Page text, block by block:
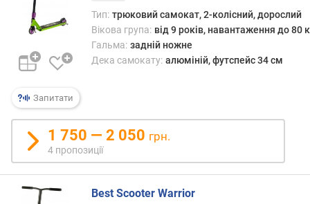
а
м
е
т
р
а
д
н
ь
о
г
Запитати
Тип: трюковий самокат, 2-колісний, дорослий
Вікова група: від 9 років, навантаження до 80
Гальма: задній ножне
Дека самокату: алюміній, футспейс 34 см
1 750 — 2 050 грн.
4 пропозиції
Best Scooter Warrior